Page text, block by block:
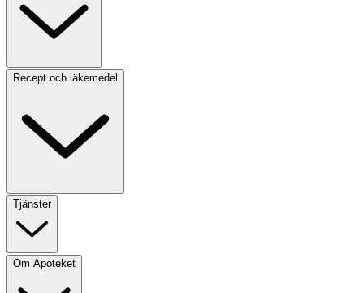
Recept och läkemedel
Tjänster
Om Apoteket